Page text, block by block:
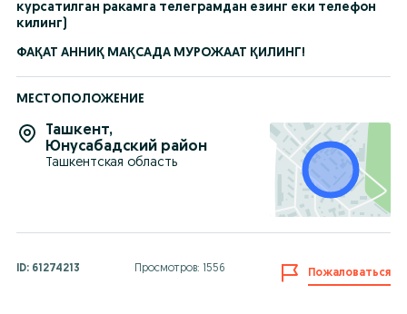
курсатилган ракамга телеграмдан езинг еки телефон
килинг)
ФАҚАТ АННИҚ МАҚСАДА МУРОЖААТ ҚИЛИНГ!
МЕСТОПОЛОЖЕНИЕ
Ташкент,
Юнусабадский район
Ташкентская область
ID: 61274213 Просмотров: 1556 Пожаловаться